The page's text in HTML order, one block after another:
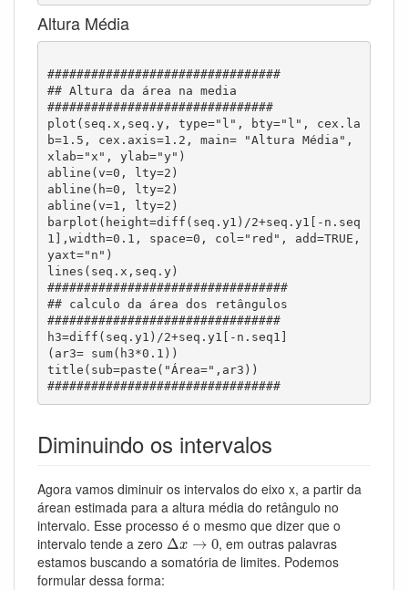
Altura Média
################################
## Altura da área na media
###############################
plot(seq.x,seq.y, type="l", bty="l", cex.la
b=1.5, cex.axis=1.2, main= "Altura Média",
xlab="x", ylab="y")
abline(v=0, lty=2)
abline(h=0, lty=2)
abline(v=1, lty=2)
barplot(height=diff(seq.y1)/2+seq.y1[-n.seq
1],width=0.1, space=0, col="red", add=TRUE,
yaxt="n")
lines(seq.x,seq.y)
#################################
## calculo da área dos retângulos
################################
h3=diff(seq.y1)/2+seq.y1[-n.seq1]
(ar3= sum(h3*0.1))
title(sub=paste("Área=",ar3))
################################
Diminuindo os intervalos
Agora vamos diminuir os intervalos do eixo x, a partir da
árean estimada para a altura média do retângulo no
intervalo. Esse processo é o mesmo que dizer que o
intervalo tende a zero Δx → 0
Δx→0
, em outras palavras
estamos buscando a somatória de limites. Podemos
formular dessa forma: